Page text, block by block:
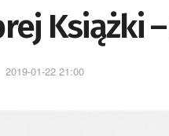
Książki –
2019-01-22 21:00